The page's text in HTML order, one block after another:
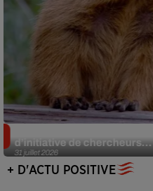
31 juillet 2026
d’initiative de chercheurs...
+ D'ACTU POSITIVE